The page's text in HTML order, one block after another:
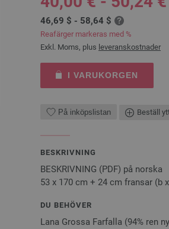
46,69 $ - 58,64 $
Reafärger markeras med %
Exkl. Moms, plus leveranskostnader
I VARUKORGEN
På inköpslistan Beställ
BESKRIVNING
BESKRIVNING (PDF) på norska
53 x 170 cm + 24 cm fransar (b
DU BEHÖVER
Lana Grossa Farfalla (94% ren